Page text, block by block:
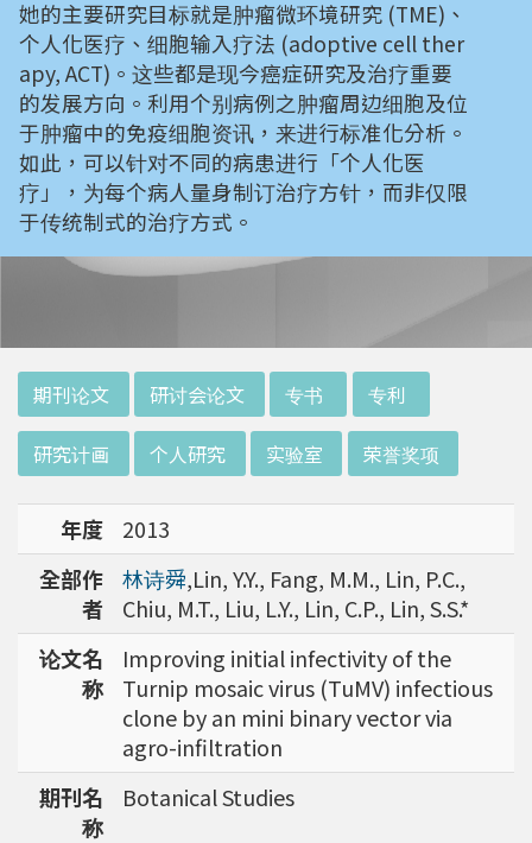
她的主要研究目标就是肿瘤微环境研究 (TME)、
个人化医疗、细胞输入疗法 (adoptive cell ther
apy, ACT)。这些都是现今癌症研究及治疗重要
的发展方向。利用个别病例之肿瘤周边细胞及位
于肿瘤中的免疫细胞资讯，来进行标准化分析。
如此，可以针对不同的病患进行「个人化医
疗」，为每个病人量身制订治疗方针，而非仅限
于传统制式的治疗方式。
期刊论文 研讨会论文 专书 专利
研究计画 个人研究 实验室 荣誉奖项
年度
2013
全部作
者
林诗舜,Lin, Y.Y., Fang, M.M., Lin, P.C.,
Chiu, M.T., Liu, L.Y., Lin, C.P., Lin, S.S.*
论文名
称
Improving initial infectivity of the
Turnip mosaic virus (TuMV) infectious
clone by an mini binary vector via
agro-infiltration
期刊名
称
Botanical Studies